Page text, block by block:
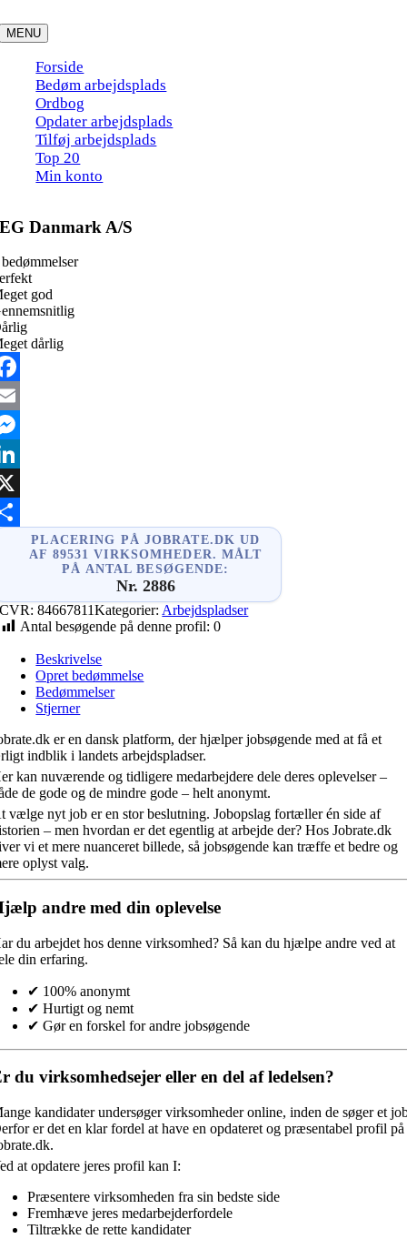
to
content
MENU
Forside
Bedøm arbejdsplads
Ordbog
Opdater arbejdsplads
Tilføj arbejdsplads
Top 20
Min konto
EG Danmark A/S
god
dårlig
PLACERING PÅ JOBRATE.DK UD
AF 89531 VIRKSOMHEDER. MÅLT
PÅ ANTAL BESØGENDE:
Nr. 2886
CVR:84667811Kategorier: Arbejdspladser
Antal besøgende på denne profil: 0
Beskrivelse
Opret bedømmelse
Bedømmelser
Stjerner
er en dansk platform, der hjælper jobsøgende med at få et
indblik i landets arbejdspladser.
kan nuværende og tidligere medarbejdere dele deres oplevelser –
de gode og de mindre gode – helt anonymt.
vælge nyt job er en stor beslutning. Jobopslag fortæller én side af
– men hvordan er det egentlig at arbejde der? Hos Jobrate.dk
vi et mere nuanceret billede, så jobsøgende kan træffe et bedre og
oplyst valg.
andre med din oplevelse
du arbejdet hos denne virksomhed? Så kan du hjælpe andre ved at
din erfaring.
✔ 100% anonymt
✔ Hurtigt og nemt
✔ Gør en forskel for andre jobsøgende
du virksomhedsejer eller en del af ledelsen?
kandidater undersøger virksomheder online, inden de søger et
er det en klar fordel at have en opdateret og præsentabel profil på
at opdatere jeres profil kan I:
Præsentere virksomheden fra sin bedste side
Fremhæve jeres medarbejderfordele
Tiltrække de rette kandidater